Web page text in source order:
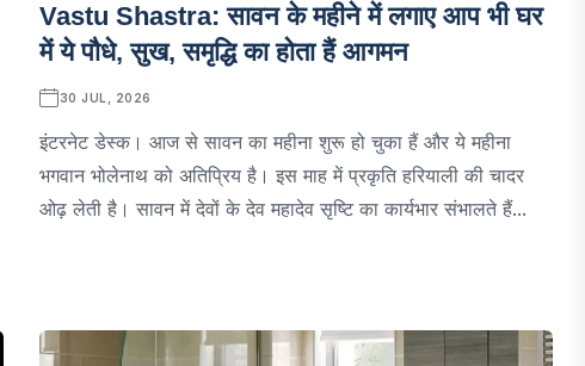
Vastu Shastra: सावन के महीने में लगाए आप भी घर
में ये पौधे, सुख, समृद्धि का होता हैं आगमन
30 JUL, 2026
इंटरनेट डेस्क। आज से सावन का महीना शुरू हो चुका हैं और ये महीना
भगवान भोलेनाथ को अतिप्रिय है। इस माह में प्रकृति हरियाली की चादर
ओढ़ लेती है। सावन में देवों के देव महादेव सृष्टि का कार्यभार संभालते हैं...